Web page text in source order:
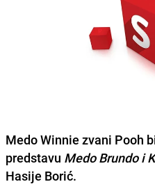
Medo Winnie zvani Pooh
predstavu Medo Brundo i
Hasije Borić.